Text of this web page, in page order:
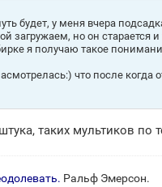
будет, у меня вчера
но он старается и
я получаю такое
что после когда
таких мультиков по
Ральф Эмерсон.